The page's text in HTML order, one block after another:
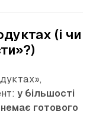
(і чи
у більшості
готового